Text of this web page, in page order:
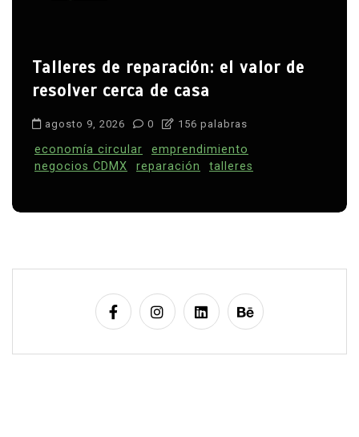
Talleres de reparación: el valor de
resolver cerca de casa
agosto 9, 2026 0 156 palabras
economía circular
emprendimiento
negocios CDMX
reparación talleres